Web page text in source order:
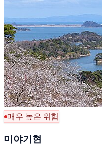
매우 높은 위험
미야기현